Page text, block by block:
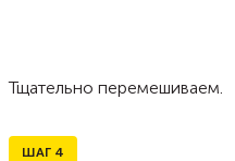
Тщательно перемешиваем.
ШАГ 4